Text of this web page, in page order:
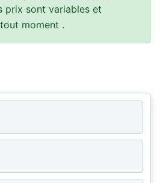
prix sont variables et
moment .